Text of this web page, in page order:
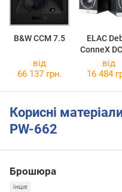
B&W CCM 7.5
ELAC
ConneX
від
66 137 грн.
від
16 484
Корисні
PW-662
Брошюра
інше